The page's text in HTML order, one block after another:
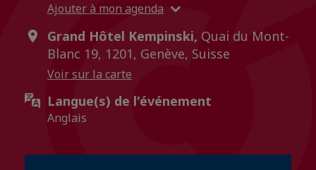
Ajouter à mon agenda
Grand Hôtel Kempinski, Quai du Mont-
Blanc 19, 1201, Genève, Suisse
Voir sur la carte
Langue(s) de l'événement
Anglais